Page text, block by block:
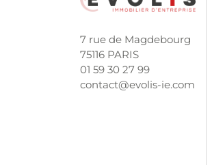
Loin de la densité parisienne,
travail aéré, avec de
attirer et fidéliser des talents
Une connectivité déjà
Avec le RER A qui relie
centre de Paris, et
Le Grand Paris Express
7 rue de Magdebourg
75116 PARIS
01 59 30 27 99
contact@evolis-ie.com